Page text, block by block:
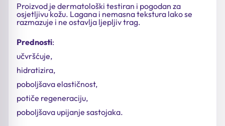
Proizvod je dermatološki testiran i pogodan za
osjetljivu kožu. Lagana i nemasna tekstura lako se
razmazuje i ne ostavlja ljepljiv trag.
Prednosti:
učvršćuje,
hidratizira,
poboljšava elastičnost,
potiče regeneraciju,
poboljšava upijanje sastojaka.